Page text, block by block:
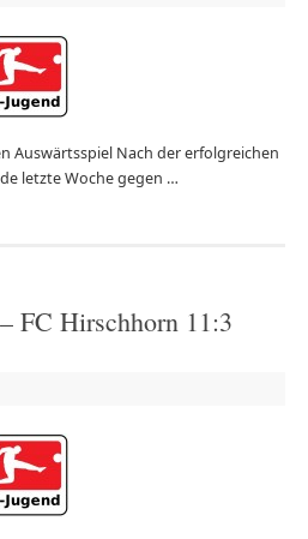
Auswärtsspiel Nach der erfolgreichen
letzte Woche gegen …
FC Hirschhorn 11:3